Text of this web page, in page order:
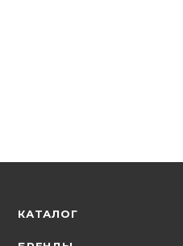
КАТАЛОГ